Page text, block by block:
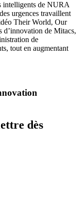
intelligents de NURA
urgences travaillent
Their World, Our
d’innovation de Mitacs,
de
tout en augmentant
dès